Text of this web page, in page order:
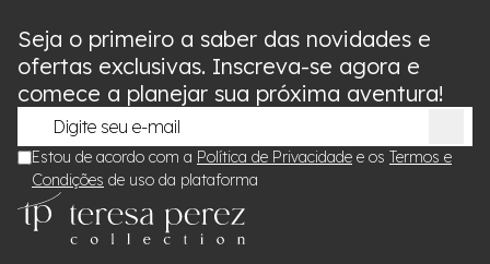
Seja o primeiro a saber das novidades e
ofertas exclusivas. Inscreva-se agora e
comece a planejar sua próxima aventura!
Estou de acordo com a Política de Privacidade e os Termos e
Condições de uso da plataforma